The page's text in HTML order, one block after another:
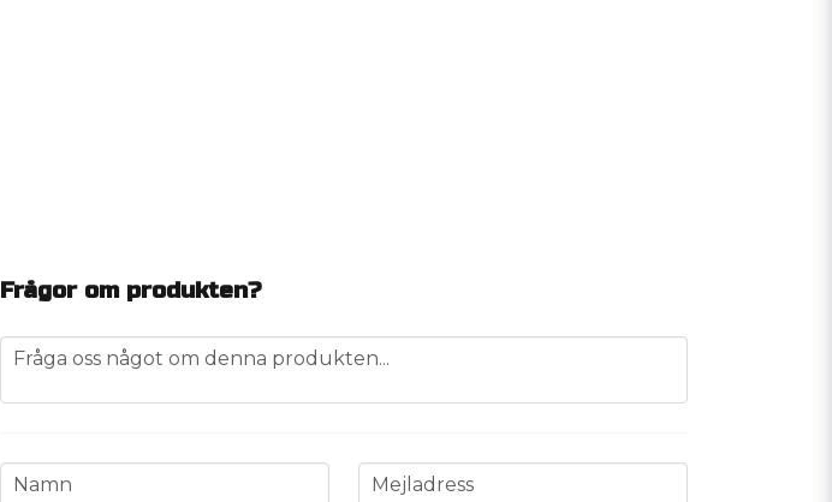
Frågor om produkten?
question
Fråga oss något om denna produkten...
name
Namn email
Mejladress